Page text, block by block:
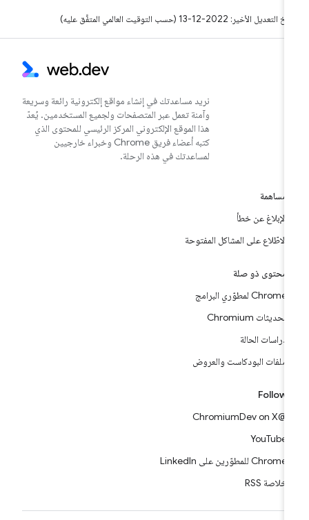
الأخير: 2022-12-13 (حسب التوقيت العالمي المتفَّق عليه)
نريد مساعدتك في إنشاء مواقع إلكترونية رائعة وسريعة
وآمنة تعمل عبر المتصفحات ولجميع المستخدمين. يُعدّ
هذا الموقع الإلكتروني المركز الرئيسي للمحتوى الذي
كتبه أعضاء فريق Chrome وخبراء خارجيين
لمساعدتك في هذه الرحلة.
مساهمة
الإبلاغ عن خطأ
الاطّلاع على المشاكل المفتوحة
محتوى ذو صلة
Chrome لمطوّري البرامج
تحديثات Chromium
دراسات الحالة
ملفات البودكاست والعروض
Follow
YouTube
Chrome للمطوّرين على LinkedIn
خلاصة RSS